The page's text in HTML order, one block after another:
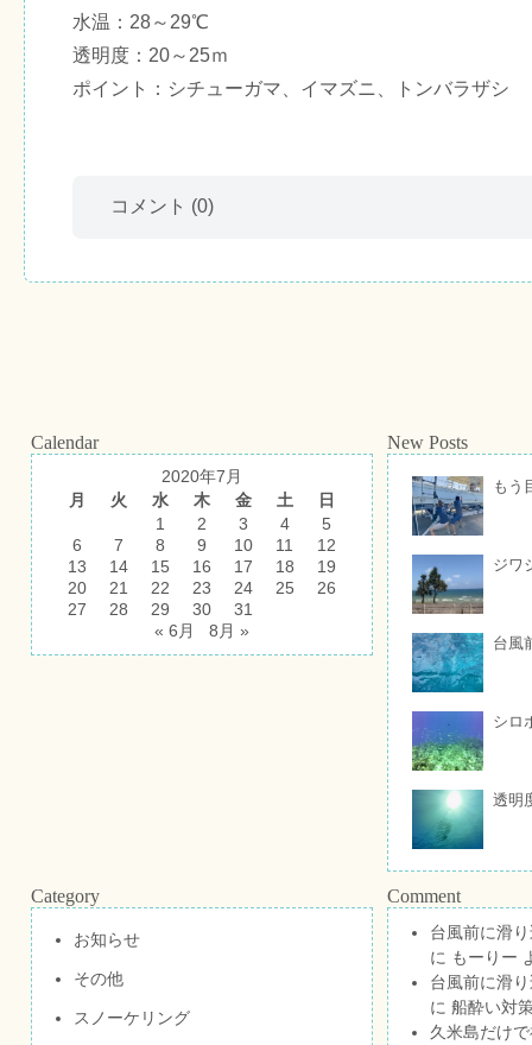
水温：28～29℃
透明度：20～25ｍ
ポイント：シチューガマ、イマズニ、トンバラザシ
コメント (0)
Calendar
2020年7月
月
火 水 木 金 土
日
1
2 3 4
5
6
7 8 9 10 11
12
13
14 15 16 17 18
19
20
21 22 23 24 25
26
27
28 29 30
31
« 6月
8月 »
New Posts
もう
ジワ
台風
シロ
透明
Category
お知らせ
その他
スノーケリング
Comment
台風前に滑
に もーりー
台風前に滑
に 船酔い対
久米島だけ